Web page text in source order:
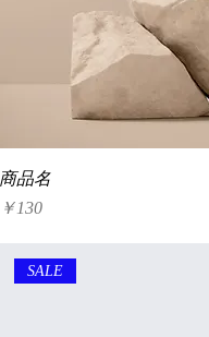
商品名
価格
￥130
SALE